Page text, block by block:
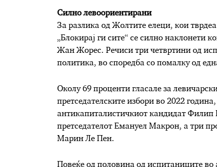
Силно левоориентирани
За разлика од Жолтите елеци, кои
„Блокирај ги сите“ се силно наклонети
Жан Жорес. Речиси три четвртини од
политика, во споредба со помалку од
Околу 69 проценти гласале за
претседателските избори во 2022
антикапиталистичкиот кандидат Филип
претседателот Емануел Макрон, а три
Марин Ле Пен.
Повеќе од половина од испитаниците во